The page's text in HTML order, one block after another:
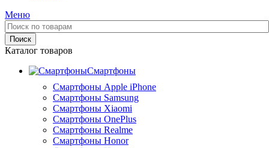
Меню
Поиск
Каталог товаров
Смартфоны
Смартфоны Apple iPhone
Смартфоны Samsung
Смартфоны Xiaomi
Смартфоны OnePlus
Смартфоны Realme
Смартфоны Honor